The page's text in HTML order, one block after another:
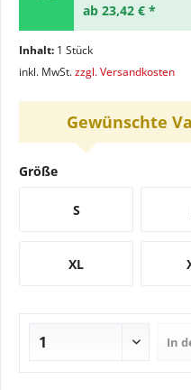
ab 23,42 € *
Inhalt: 1 Stück
inkl. MwSt.zzgl. Versandkosten
Gewünschte
Größe
S
XL
In